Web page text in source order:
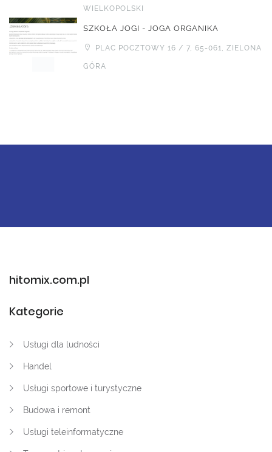
WIELKOPOLSKI
SZKOŁA JOGI - JOGA ORGANIKA
PLAC POCZTOWY 16 / 7, 65-061, ZIELONA
GÓRA
hitomix.com.pl
Kategorie
Usługi dla ludności
Handel
Usługi sportowe i turystyczne
Budowa i remont
Usługi teleinformatyczne